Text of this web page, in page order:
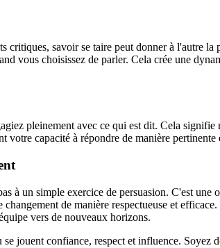
critiques, savoir se taire peut donner à l'autre
vous choisissez de parler. Cela crée une
pleinement avec ce qui est dit. Cela
capacité à répondre de manière pertinente
à un simple exercice de persuasion. C'est
de manière respectueuse et
vers de nouveaux horizons.
jouent confiance, respect et influence.